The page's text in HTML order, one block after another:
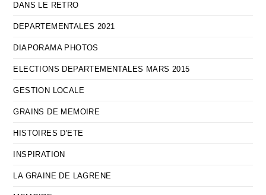
DANS LE RETRO
DEPARTEMENTALES 2021
DIAPORAMA PHOTOS
ELECTIONS DEPARTEMENTALES MARS 2015
GESTION LOCALE
GRAINS DE MEMOIRE
HISTOIRES D'ETE
INSPIRATION
LA GRAINE DE LAGRENE